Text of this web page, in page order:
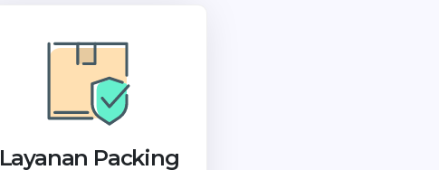
Layanan Packing